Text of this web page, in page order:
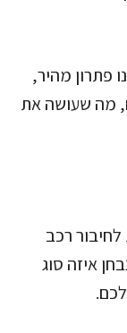
פתרון מהיר,
מה שעושה את
רכב
איזה סוג